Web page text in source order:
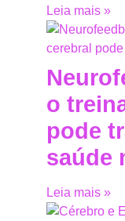
Leia mais »
o
pode
saúde
Leia mais »